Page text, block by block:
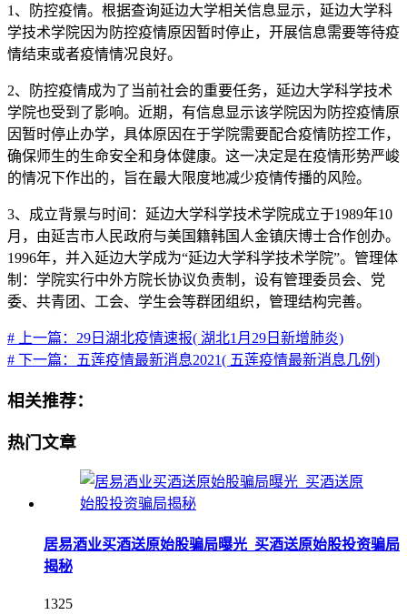
1、防控疫情。根据查询延边大学相关信息显示，延边大学科
学技术学院因为防控疫情原因暂时停止，开展信息需要等待疫
情结束或者疫情情况良好。
2、防控疫情成为了当前社会的重要任务，延边大学科学技术
学院也受到了影响。近期，有信息显示该学院因为防控疫情原
因暂时停止办学，具体原因在于学院需要配合疫情防控工作，
确保师生的生命安全和身体健康。这一决定是在疫情形势严峻
的情况下作出的，旨在最大限度地减少疫情传播的风险。
3、成立背景与时间：延边大学科学技术学院成立于1989年10
月，由延吉市人民政府与美国籍韩国人金镇庆博士合作创办。
1996年，并入延边大学成为“延边大学科学技术学院”。管理体
制：学院实行中外方院长协议负责制，设有管理委员会、党
委、共青团、工会、学生会等群团组织，管理结构完善。
# 上一篇：29日湖北疫情速报( 湖北1月29日新增肺炎)
# 下一篇：五莲疫情最新消息2021( 五莲疫情最新消息几例)
相关推荐：
热门文章
居易酒业买酒送原始股骗局曝光_买酒送原始股投资骗局
揭秘
1325